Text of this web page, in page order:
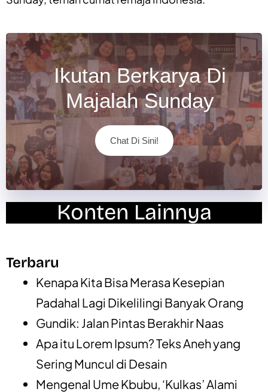
Ikutan Berkarya Di
Majalah Sunday
Chat Di Sini!
Konten Lainnya
Terbaru
Kenapa Kita Bisa Merasa Kesepian
Padahal Lagi Dikelilingi Banyak Orang
Gundik: Jalan Pintas Berakhir Naas
Apa itu Lorem Ipsum? Teks Aneh yang
Sering Muncul di Desain
Mengenal Ume Kbubu, ‘Kulkas’ Alami